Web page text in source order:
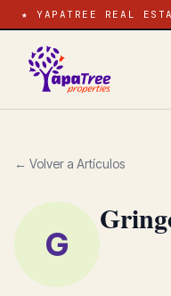
★ YAPATREE REAL
← Volver a Artículos
G